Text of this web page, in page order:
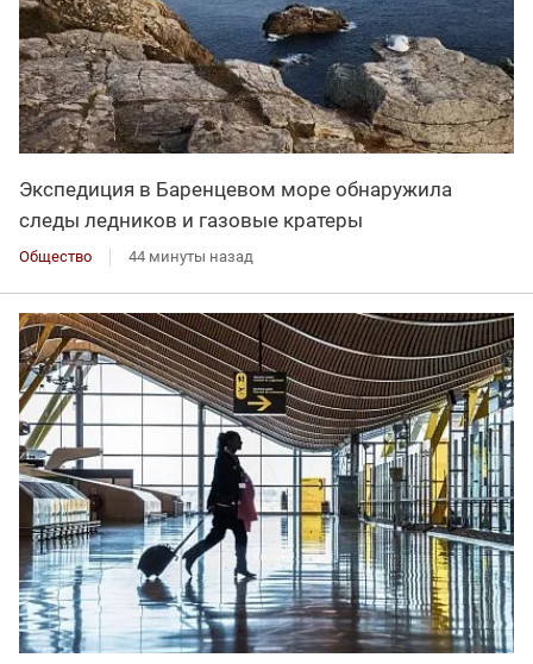
Экспедиция в Баренцевом море обнаружила
следы ледников и газовые кратеры
Общество 44 минуты назад